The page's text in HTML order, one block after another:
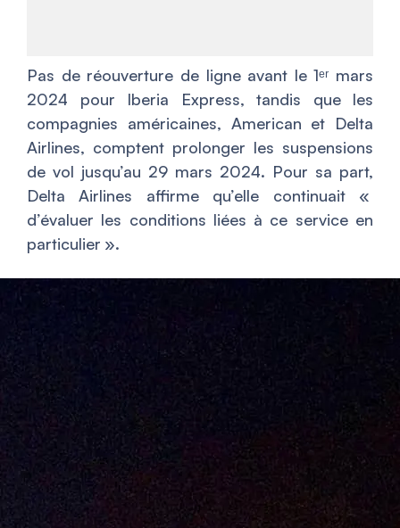
Pas de réouverture de ligne avant le 1ᵉʳ mars
2024 pour Iberia Express, tandis que les
compagnies américaines, American et Delta
Airlines, comptent prolonger les suspensions
de vol jusqu’au 29 mars 2024. Pour sa part,
Delta Airlines affirme qu’elle continuait «
d’évaluer les conditions liées à ce service en
particulier ».